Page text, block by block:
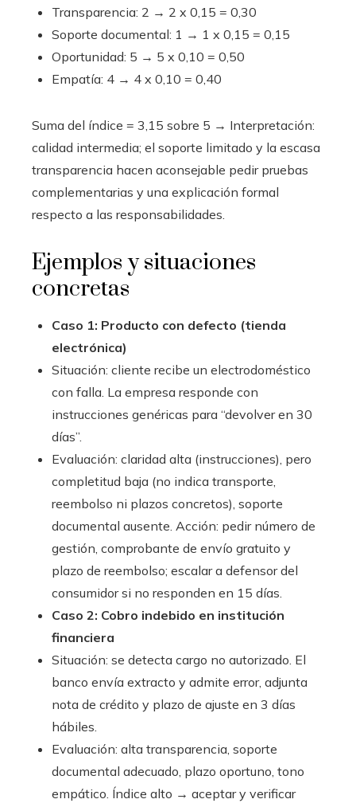
Transparencia: 2 → 2 x 0,15 = 0,30
Soporte documental: 1 → 1 x 0,15 = 0,15
Oportunidad: 5 → 5 x 0,10 = 0,50
Empatía: 4 → 4 x 0,10 = 0,40
Suma del índice = 3,15 sobre 5 → Interpretación:
calidad intermedia; el soporte limitado y la escasa
transparencia hacen aconsejable pedir pruebas
complementarias y una explicación formal
respecto a las responsabilidades.
Ejemplos y situaciones
concretas
Caso 1: Producto con defecto (tienda
electrónica)
Situación: cliente recibe un electrodoméstico
con falla. La empresa responde con
instrucciones genéricas para “devolver en 30
días”.
Evaluación: claridad alta (instrucciones), pero
completitud baja (no indica transporte,
reembolso ni plazos concretos), soporte
documental ausente. Acción: pedir número de
gestión, comprobante de envío gratuito y
plazo de reembolso; escalar a defensor del
consumidor si no responden en 15 días.
Caso 2: Cobro indebido en institución
financiera
Situación: se detecta cargo no autorizado. El
banco envía extracto y admite error, adjunta
nota de crédito y plazo de ajuste en 3 días
hábiles.
Evaluación: alta transparencia, soporte
documental adecuado, plazo oportuno, tono
empático. Índice alto → aceptar y verificar